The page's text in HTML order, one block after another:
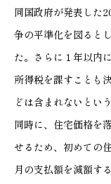
同国政府が発表した
争の平準化を図ると
た。さらに１年以内
所得税を課すことも
どは含まれないという
同時に、住宅価格を
せるため、初めての
月の支払額を減額す